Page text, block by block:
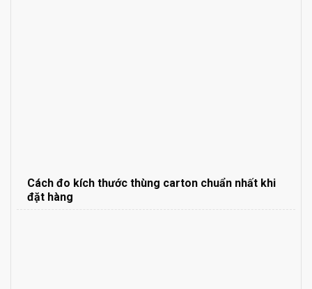
Cách đo kích thước thùng carton chuẩn nhất khi
đặt hàng